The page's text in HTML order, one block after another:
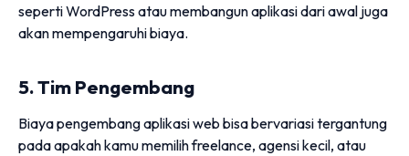
seperti WordPress atau membangun aplikasi dari awal juga
akan mempengaruhi biaya.
5. Tim Pengembang
Biaya pengembang aplikasi web bisa bervariasi tergantung
pada apakah kamu memilih freelance, agensi kecil, atau